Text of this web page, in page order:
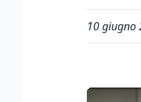
10 giugno